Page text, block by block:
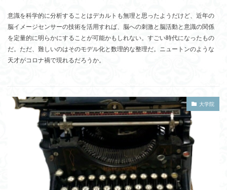
意識を科学的に分析することはデカルトも無理と思ったようだけど、近年の
脳イメージセンサーの技術を活用すれば、脳への刺激と脳活動と意識の関係
を定量的に明らかにすることが可能かもしれない。すごい時代になったもの
だ。ただ、難しいのはそのモデル化と数理的な整理だ。ニュートンのような
天才がコロナ禍で現れるだろうか。
大学院